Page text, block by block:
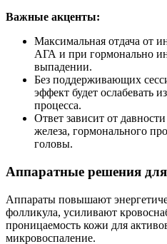
Важные акценты:
Максимальная отдача от
АГА и при гормонально
выпадении.
Без поддерживающих
эффект будет ослабевать
процесса.
Ответ зависит от
железа, гормонального
головы.
Аппаратные решения
Аппараты повышают
фолликула, усиливают
проницаемость кожи для
микровоспаление.